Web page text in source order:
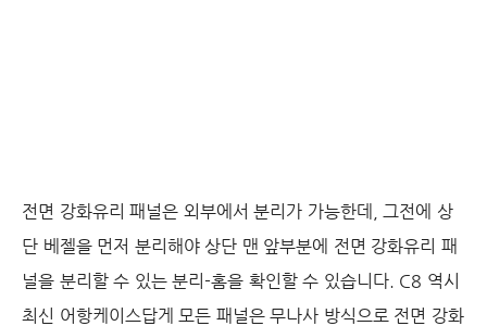
전면 강화유리 패널은 외부에서 분리가 가능한데, 그전에 상
단 베젤을 먼저 분리해야 상단 맨 앞부분에 전면 강화유리 패
널을 분리할 수 있는 분리-홈을 확인할 수 있습니다. C8 역시
최신 어항케이스답게 모든 패널은 무나사 방식으로 전면 강화